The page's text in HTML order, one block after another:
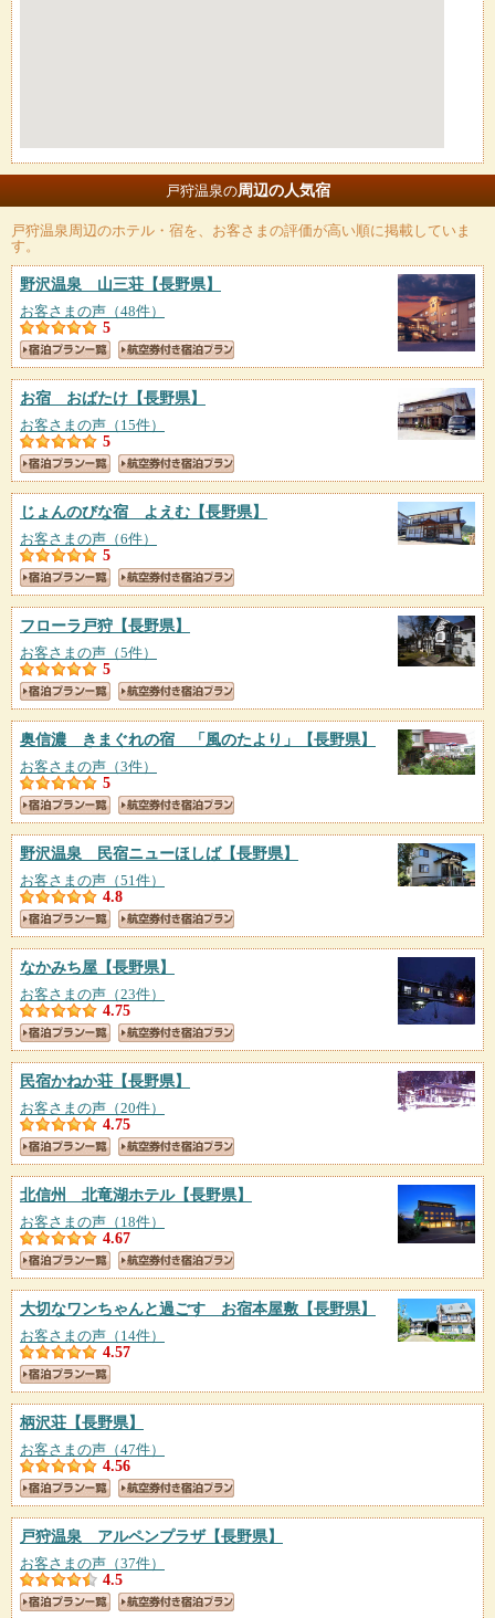
戸狩温泉の周辺の人気宿
戸狩温泉周辺のホテル・宿を、お客さまの評価が高い順に掲載していま
す。
野沢温泉 山三荘 【長野県】
お客さまの声（48件）
5
お宿 おばたけ 【長野県】
お客さまの声（15件）
5
じょんのびな宿 よえむ 【長野県】
お客さまの声（6件）
5
フローラ戸狩 【長野県】
お客さまの声（5件）
5
奥信濃 きまぐれの宿 「風のたより」 【長野県】
お客さまの声（3件）
5
野沢温泉 民宿ニューほしば【長野県】
お客さまの声（51件）
4.8
なかみち屋 【長野県】
お客さまの声（23件）
4.75
民宿かねか荘 【長野県】
お客さまの声（20件）
4.75
北信州 北竜湖ホテル【長野県】
お客さまの声（18件）
4.67
大切なワンちゃんと過ごす お宿本屋敷 【長野県】
お客さまの声（14件）
4.57
柄沢荘 【長野県】
お客さまの声（47件）
4.56
戸狩温泉 アルペンプラザ【長野県】
お客さまの声（37件）
4.5